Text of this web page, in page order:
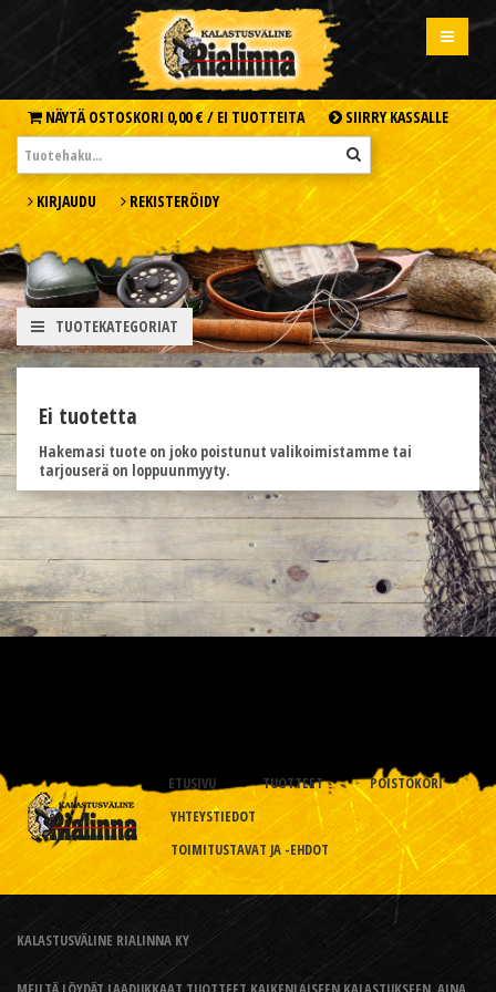
NÄYTÄ OSTOSKORI 0,00 € / EI TUOTTEITA SIIRRY KASSALLE
KIRJAUDU REKISTERÖIDY
TUOTEKATEGORIAT
Ei tuotetta
Hakemasi tuote on joko poistunut valikoimistamme tai
tarjouserä on loppuunmyyty.
ETUSIVU TUOTTEET
POISTOKORI
YHTEYSTIEDOT
TOIMITUSTAVAT JA -EHDOT
KALASTUSVÄLINE RIALINNA KY